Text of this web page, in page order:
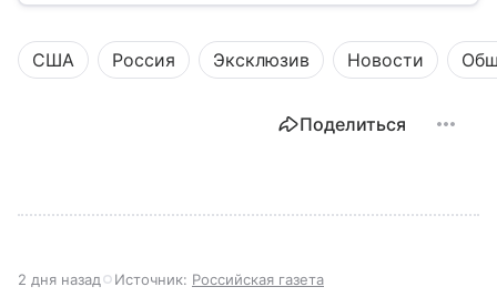
США Россия Эксклюзив Новости
Поделиться
2 дня назад Источник: Российская газета